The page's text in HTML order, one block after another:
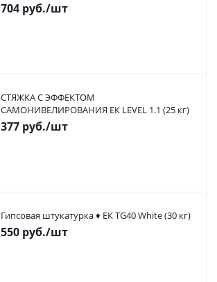
704 руб./шт
СТЯЖКА С ЭФФЕКТОМ
САМОНИВЕЛИРОВАНИЯ ЕК LEVEL 1.1 (25 кг)
377 руб./шт
Гипсовая штукатурка ♦ ЕК TG40 White (30 кг)
550 руб./шт